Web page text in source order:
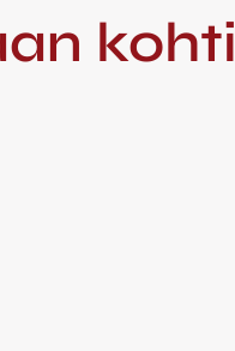
kohti